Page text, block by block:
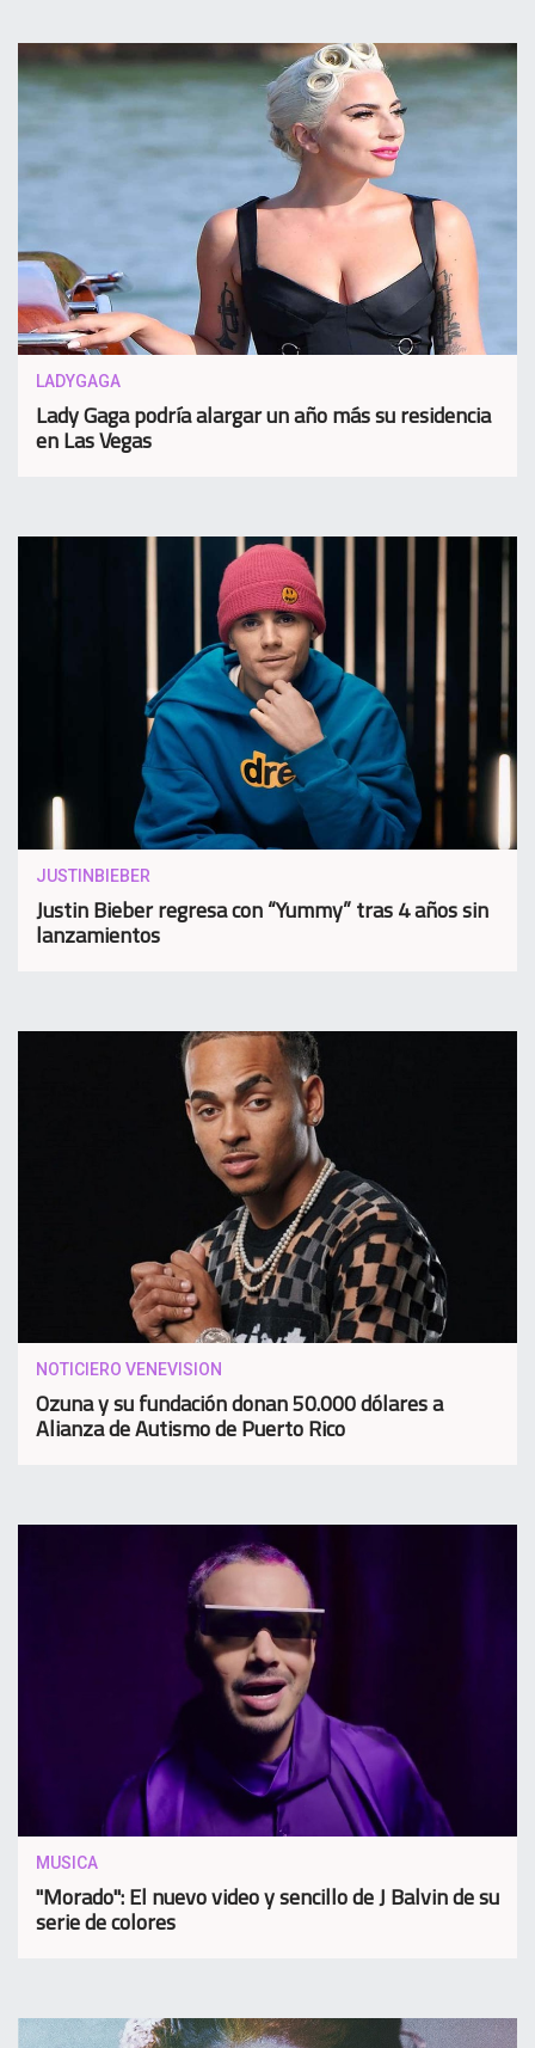
LADYGAGA
Lady Gaga podría alargar un año más su residencia
en Las Vegas
JUSTINBIEBER
Justin Bieber regresa con “Yummy” tras 4 años sin
lanzamientos
NOTICIERO VENEVISION
Ozuna y su fundación donan 50.000 dólares a
Alianza de Autismo de Puerto Rico
MUSICA
"Morado": El nuevo video y sencillo de J Balvin de su
serie de colores